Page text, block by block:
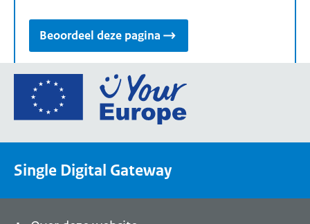
Beoordeel deze pagina
Ga
de
een
Single Digital Gateway